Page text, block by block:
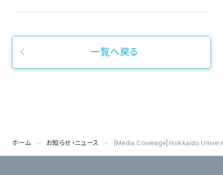
一覧へ戻る
ホーム お知らせ・ニュース [Media Coverage] Hokkaido